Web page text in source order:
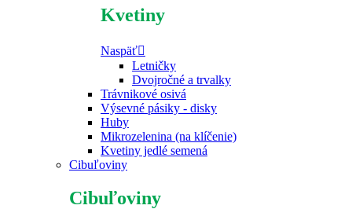
Kvetiny
Naspäť
Letničky
Dvojročné a trvalky
Trávnikové osivá
Výsevné pásiky - disky
Huby
Mikrozelenina (na klíčenie)
Kvetiny jedlé semená
Cibuľoviny
Cibuľoviny